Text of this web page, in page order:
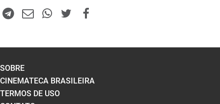
SOBRE
CINEMATECA BRASILEIRA
TERMOS DE USO